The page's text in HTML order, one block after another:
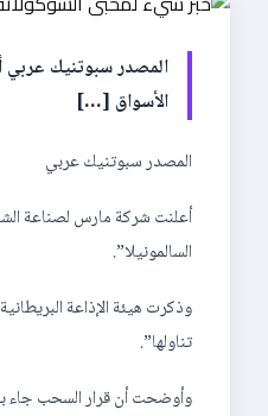
المصدر سبوتنيك عربي
الأسواق […]
المصدر سبوتنيك عربي
أعلنت شركة مارس لصناعة
السالمونيلا”.
تناولها”.
وأوضحت أن قرار السحب جاء